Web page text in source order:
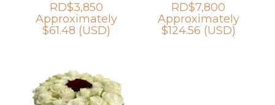
RD$3,850
Approximately
$61.48 (USD)
RD$7,800
Approximately
$124.56 (USD)